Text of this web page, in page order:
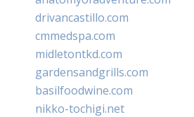
drivancastillo.com
cmmedspa.com
midletontkd.com
gardensandgrills.com
basilfoodwine.com
nikko-tochigi.net